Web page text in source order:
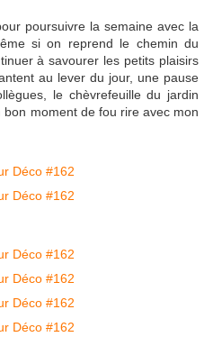
poursuivre la semaine avec la
si on reprend le chemin du
à savourer les petits plaisirs
au lever du jour, une pause
le chèvrefeuille du jardin
moment de fou rire avec mon